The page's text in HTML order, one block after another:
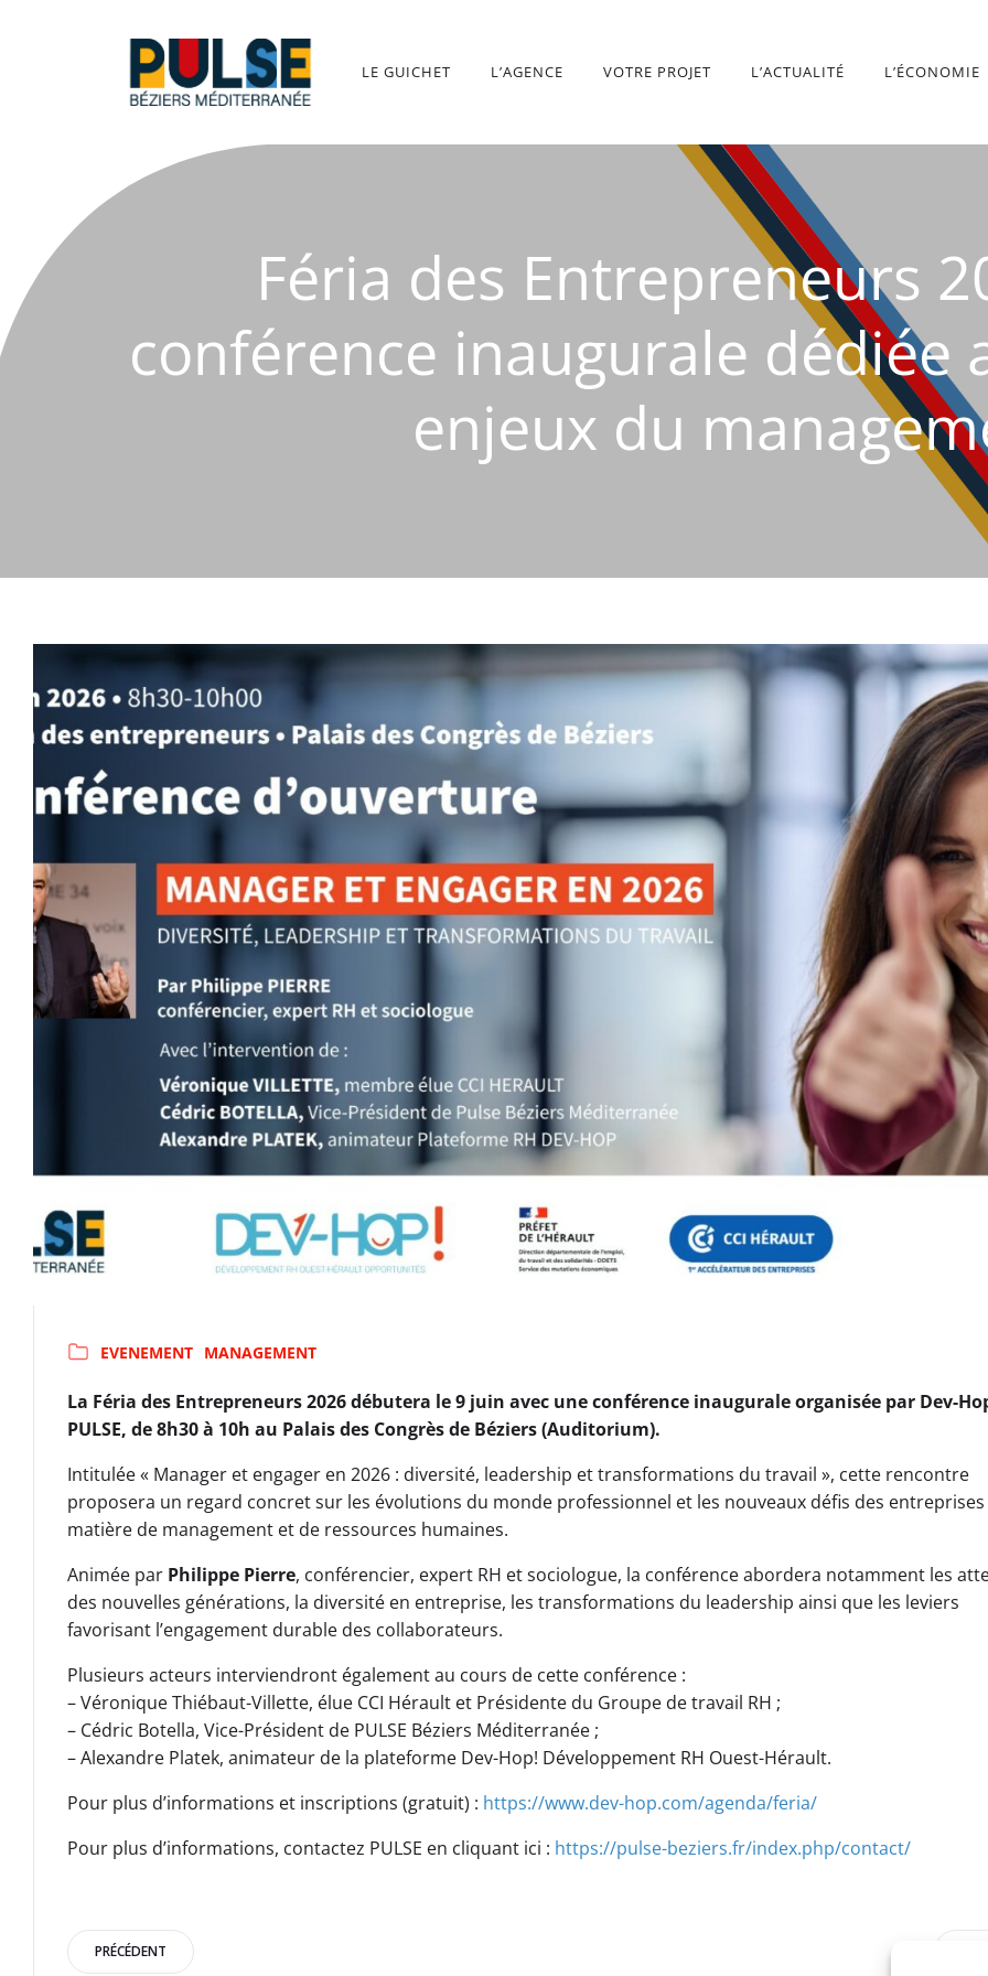
LE GUICHET L’AGENCE VOTRE PROJET L’ACTUALITÉ L’ÉCONOMIE
Féria des Entrepreneurs
conférence inaugurale dédiée
enjeux du
EVENEMENT MANAGEMENT
La Féria des Entrepreneurs 2026 débutera le 9 juin avec une conférence inaugurale organisée par Dev-
PULSE, de 8h30 à 10h au Palais des Congrès de Béziers (Auditorium).
Intitulée « Manager et engager en 2026 : diversité, leadership et transformations du travail », cette rencontre
proposera un regard concret sur les évolutions du monde professionnel et les nouveaux défis des
matière de management et de ressources humaines.
Animée par Philippe Pierre, conférencier, expert RH et sociologue, la conférence abordera notamment les
des nouvelles générations, la diversité en entreprise, les transformations du leadership ainsi que les leviers
favorisant l’engagement durable des collaborateurs.
Plusieurs acteurs interviendront également au cours de cette conférence :
– Véronique Thiébaut-Villette, élue CCI Hérault et Présidente du Groupe de travail RH ;
– Cédric Botella, Vice-Président de PULSE Béziers Méditerranée ;
– Alexandre Platek, animateur de la plateforme Dev-Hop! Développement RH Ouest-Hérault.
Pour plus d’informations et inscriptions (gratuit) : https://www.dev-hop.com/agenda/feria/
Pour plus d’informations, contactez PULSE en cliquant ici : https://pulse-beziers.fr/index.php/contact/
Post
PRÉCÉDENT